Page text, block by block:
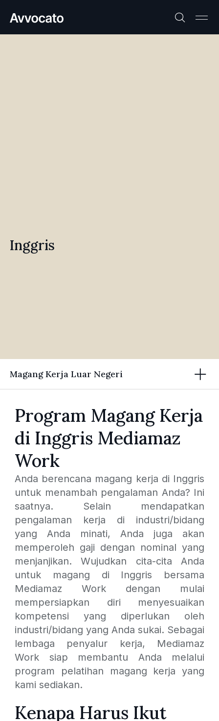
Inggris
Magang Kerja Luar Negeri
Program Magang Kerja
di Inggris Mediamaz
Work
Anda berencana magang kerja di Inggris
untuk menambah pengalaman Anda? Ini
saatnya. Selain mendapatkan
pengalaman kerja di industri/bidang
yang Anda minati, Anda juga akan
memperoleh gaji dengan nominal yang
menjanjikan. Wujudkan cita-cita Anda
untuk magang di Inggris bersama
Mediamaz Work dengan mulai
mempersiapkan diri menyesuaikan
kompetensi yang diperlukan oleh
industri/bidang yang Anda sukai. Sebagai
lembaga penyalur kerja, Mediamaz
Work siap membantu Anda melalui
program pelatihan magang kerja yang
kami sediakan.
Kenapa Harus Ikut